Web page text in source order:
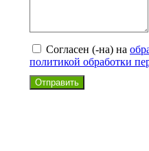
Согласен (-на) на
политикой обработки
Отправить